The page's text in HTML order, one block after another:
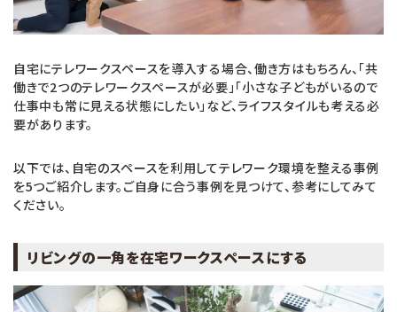
自宅にテレワークスペースを導入する場合、働き方はもちろん、「共
働きで2つのテレワークスペースが必要」「小さな子どもがいるので
仕事中も常に見える状態にしたい」など、ライフスタイルも考える必
要があります。
以下では、自宅のスペースを利用してテレワーク環境を整える事例
を5つご紹介します。ご自身に合う事例を見つけて、参考にしてみて
ください。
リビングの一角を在宅ワークスペースにする